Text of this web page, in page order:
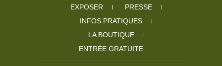
EXPOSER
PRESSE
INFOS PRATIQUES
LA BOUTIQUE
ENTRÉE GRATUITE